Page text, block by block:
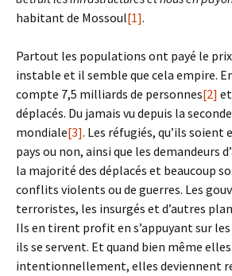
habitant de Mossoul[1].
Partout les populations ont payé le prix
instable et il semble que cela empire.
compte 7,5 milliards de personnes[2]
déplacés. Du jamais vu depuis la
mondiale[3]. Les réfugiés, qu’ils soient
pays ou non, ainsi que les demandeurs
la majorité des déplacés et beaucoup
conflits violents ou de guerres. Les
terroristes, les insurgés et d’autres
Ils en tirent profit en s’appuyant sur
ils se servent. Et quand bien même
intentionnellement, elles deviennent